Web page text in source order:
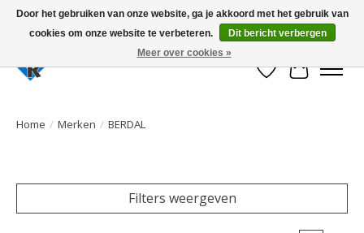
Large selection of products and fast shipping!
Verlanglijst
Home / Merken / BERDAL
Filters weergeven
Door het gebruiken van onze website, ga je akkoord met het gebruik van
cookies om onze website te verbeteren.
Dit bericht verbergen
Meer over cookies »